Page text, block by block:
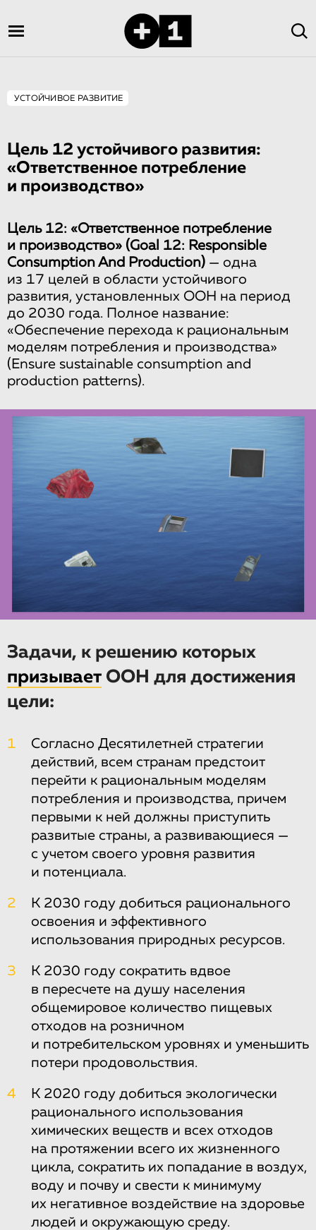
УСТОЙЧИВОЕ РАЗВИТИЕ
Цель 12 устойчивого развития:
«Ответственное потребление
и производство»
Цель 12: «Ответственное потребление
и производство» (Goal 12: Responsible
Consumption And Production) — одна
из 17 целей в области устойчивого
развития, установленных ООН на период
до 2030 года. Полное название:
«Обеспечение перехода к рациональным
моделям потребления и производства»
(Ensure sustainable consumption and
production patterns).
Задачи, к решению которых
призывает ООН для достижения
цели:
1
Согласно Десятилетней стратегии
действий, всем странам предстоит
перейти к рациональным моделям
потребления и производства, причем
первыми к ней должны приступить
развитые страны, а развивающиеся —
с учетом своего уровня развития
и потенциала.
2
К 2030 году добиться рационального
освоения и эффективного
использования природных ресурсов.
3
К 2030 году сократить вдвое
в пересчете на душу населения
общемировое количество пищевых
отходов на розничном
и потребительском уровнях и уменьшить
потери продовольствия.
4
К 2020 году добиться экологически
рационального использования
химических веществ и всех отходов
на протяжении всего их жизненного
цикла, сократить их попадание в воздух,
воду и почву и свести к минимуму
их негативное воздействие на здоровье
людей и окружающую среду.